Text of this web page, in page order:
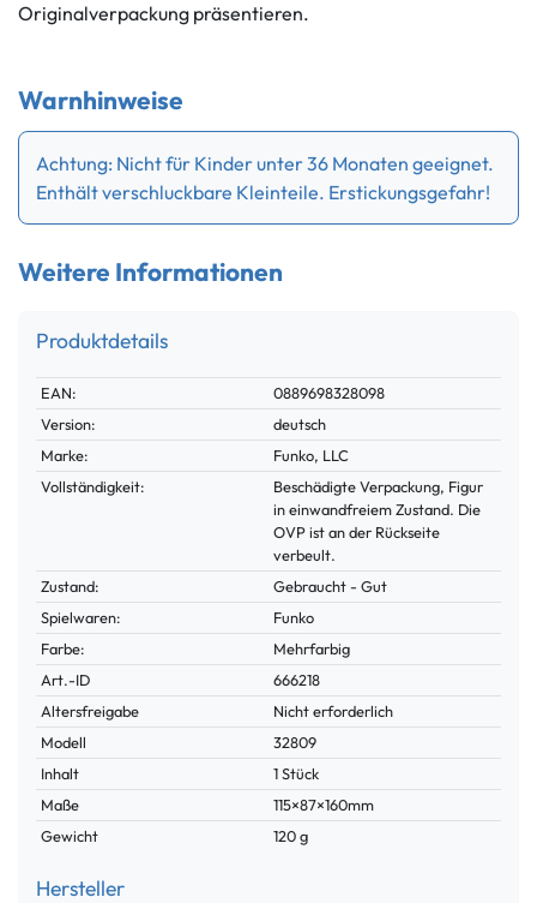
Originalverpackung präsentieren.
Warnhinweise
Achtung: Nicht für Kinder unter 36 Monaten geeignet.
Enthält verschluckbare Kleinteile. Erstickungsgefahr!
Weitere Informationen
Produktdetails
Technisches
Merkmal
Wert
EAN:
0889698328098
Version:
deutsch
Marke:
Funko, LLC
Vollständigkeit:
Beschädigte Verpackung, Figur
in einwandfreiem Zustand. Die
OVP ist an der Rückseite
verbeult.
Zustand:
Gebraucht - Gut
Spielwaren:
Funko
Farbe:
Mehrfarbig
Technisches
Merkmal
Wert
Art.-ID
666218
Altersfreigabe
Nicht erforderlich
Modell
32809
Inhalt
1 Stück
Maße
115×87×160mm
Gewicht
120 g
Hersteller